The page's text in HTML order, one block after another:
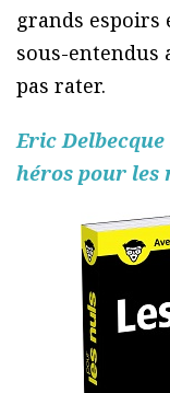
grands espoirs
sous-entendus
pas rater.
Eric Delbecque
héros pour les